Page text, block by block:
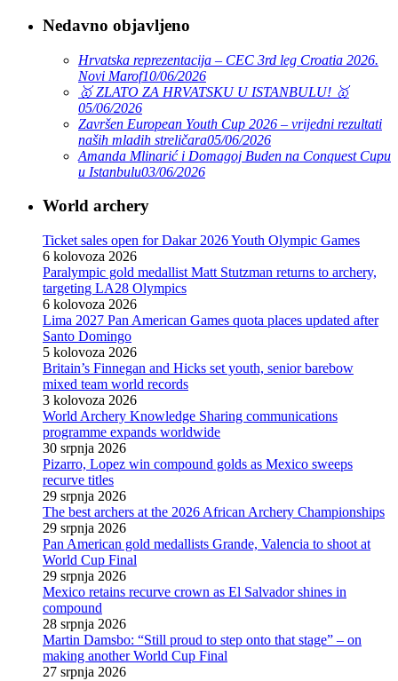
Nedavno objavljeno
Hrvatska reprezentacija – CEC 3rd leg Croatia 2026.
Novi Marof10/06/2026
🥇 ZLATO ZA HRVATSKU U ISTANBULU! 🥇
05/06/2026
Završen European Youth Cup 2026 – vrijedni rezultati
naših mladih streličara05/06/2026
Amanda Mlinarić i Domagoj Buden na Conquest Cupu
u Istanbulu03/06/2026
World archery
Ticket sales open for Dakar 2026 Youth Olympic Games
6 kolovoza 2026
Paralympic gold medallist Matt Stutzman returns to archery,
targeting LA28 Olympics
6 kolovoza 2026
Lima 2027 Pan American Games quota places updated after
Santo Domingo
5 kolovoza 2026
Britain’s Finnegan and Hicks set youth, senior barebow
mixed team world records
3 kolovoza 2026
World Archery Knowledge Sharing communications
programme expands worldwide
30 srpnja 2026
Pizarro, Lopez win compound golds as Mexico sweeps
recurve titles
29 srpnja 2026
The best archers at the 2026 African Archery Championships
29 srpnja 2026
Pan American gold medallists Grande, Valencia to shoot at
World Cup Final
29 srpnja 2026
Mexico retains recurve crown as El Salvador shines in
compound
28 srpnja 2026
Martin Damsbo: “Still proud to step onto that stage” – on
making another World Cup Final
27 srpnja 2026